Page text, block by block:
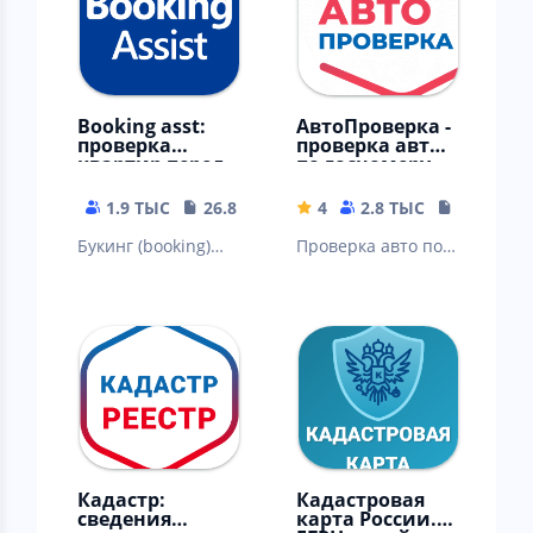
Booking asst:
проверка
квартир перед
1.9 ТЫС
26.85 MB
Букинг (booking)
квартиры перед
арендой
АвтоПроверка -
проверка авто
по госномеру,
4 2.8 ТЫС
Проверка авто по
номеру кузова.
Штрафы ГИБДД
Кадастр:
сведения
Кадастровая
карта России.